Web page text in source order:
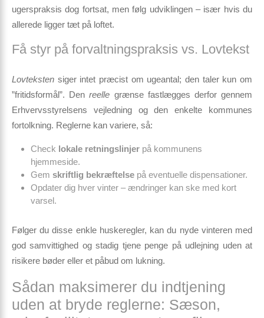
ugerspraksis dog fortsat, menfølg udviklingen– især hvis du
allerede ligger tæt på loftet.
Få styr på forvaltningspraksis vs. Lovtekst
Lovteksten siger intet præcist om ugeantal; den taler kun om
”fritidsformål”. Denreelle grænse fastlægges derfor gennem
Erhvervsstyrelsens vejledning og den enkelte kommunes
fortolkning. Reglerne kan variere, så:
Check lokale retningslinjer på kommunens
hjemmeside.
Gem skriftlig bekræftelse på eventuelle dispensationer.
Opdater dig hver vinter – ændringer kan ske med kort
varsel.
Følger du disse enkle huskeregler, kan du nyde vinteren med
god samvittighed og stadig tjene penge på udlejning uden at
risikere bøder eller et påbud om lukning.
Sådan maksimerer du indtjening
uden at bryde reglerne: Sæson,